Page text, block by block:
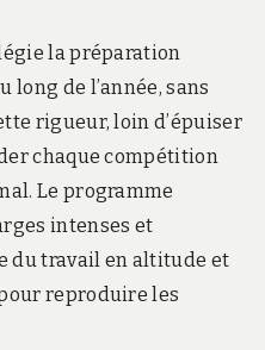
la préparation
de l’année, sans
rigueur, loin d’épuiser
chaque compétition
Le programme
intenses et
du travail en altitude et
reproduire les